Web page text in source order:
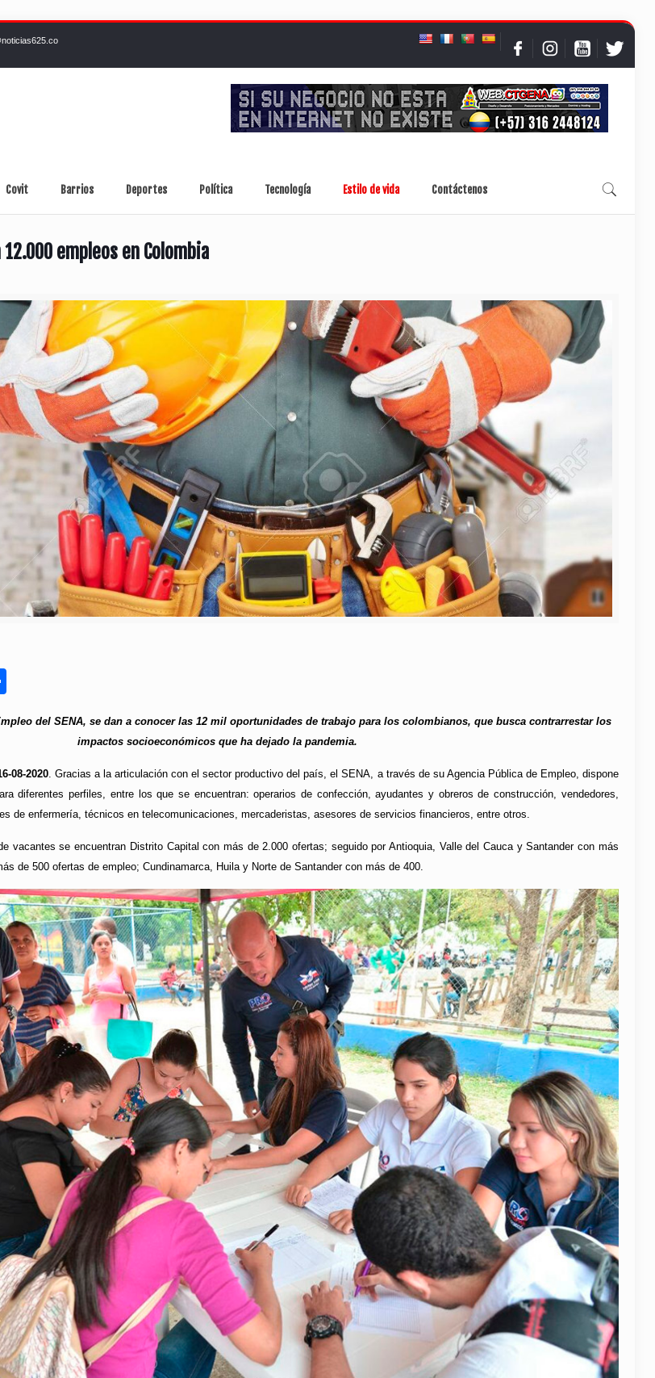
Covit Barrios Deportes Política Tecnología Estilo de vida Contáctenos
empleos en Colombia
del SENA, se dan a conocer las 12 mil oportunidades de trabajo para los colombianos, que busca contrarrestar los
impactos socioeconómicos que ha dejado la pandemia.
08-2020. Gracias a la articulación con el sector productivo del país, el SENA, a través de su Agencia Pública de Empleo, dispone
diferentes perfiles, entre los que se encuentran: operarios de confección, ayudantes y obreros de construcción, vendedores,
de enfermería, técnicos en telecomunicaciones, mercaderistas, asesores de servicios financieros, entre otros.
vacantes se encuentran Distrito Capital con más de 2.000 ofertas; seguido por Antioquia, Valle del Cauca y Santander con más
de 500 ofertas de empleo; Cundinamarca, Huila y Norte de Santander con más de 400.